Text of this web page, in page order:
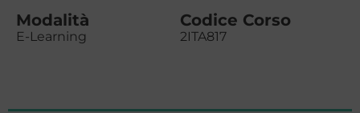
Modalità
E-Learning
Codice Corso
2ITA817